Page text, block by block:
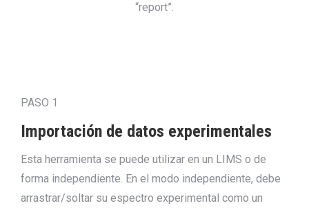
“report”.
PASO 1
Importación de datos experimentales
Esta herramienta se puede utilizar en un LIMS o de
forma independiente. En el modo independiente, debe
arrastrar/soltar su espectro experimental como un